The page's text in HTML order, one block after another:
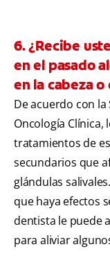
6. ¿Recibe
en el pasado
en la cabeza o
De acuerdo con
Oncología
tratamientos de
secundarios que
glándulas
que haya efectos
dentista le puede
para aliviar